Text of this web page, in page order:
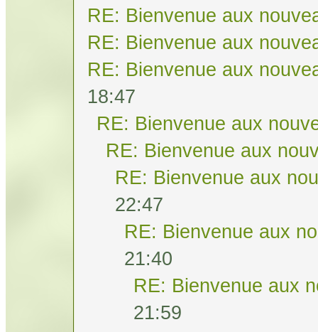
RE: Bienvenue aux
RE: Bienvenue aux
RE: Bienvenue aux
18:47
RE: Bienvenue aux
RE: Bienvenue aux
RE: Bienvenue aux
22:47
RE: Bienvenue aux
21:40
RE: Bienvenue aux
21:59